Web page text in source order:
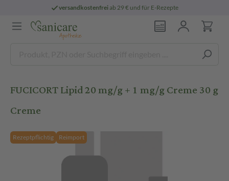
versandkostenfreiab 29 € und für E-Rezepte
FUCICORT Lipid 20 mg/g + 1 mg/g Creme 30 g
Creme
Rezeptpflichtig Reimport